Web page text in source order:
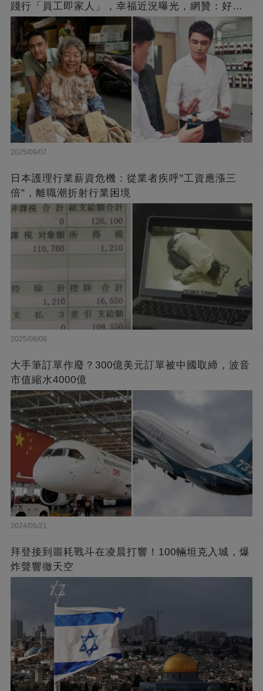
踐行「員工即家人」，幸福近況曝光，網贊：好老
闆的福報
2025/09/07
日本護理行業薪資危機：從業者疾呼"工資應漲三
倍"，離職潮折射行業困境
2025/08/08
大手筆訂單作廢？300億美元訂單被中國取締，波音
市值縮水4000億
2024/05/21
拜登接到噩耗戰斗在凌晨打響！100輛坦克入城，爆
炸聲響徹天空